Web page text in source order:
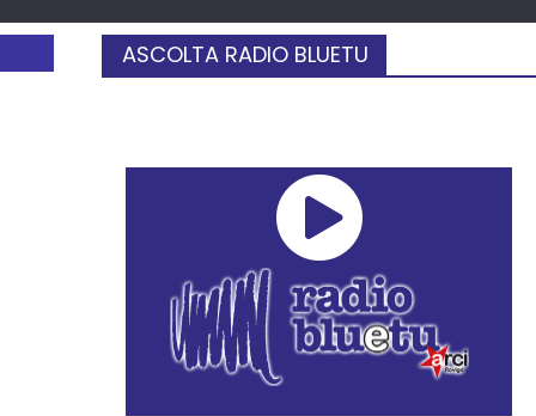
ASCOLTA RADIO BLUETU